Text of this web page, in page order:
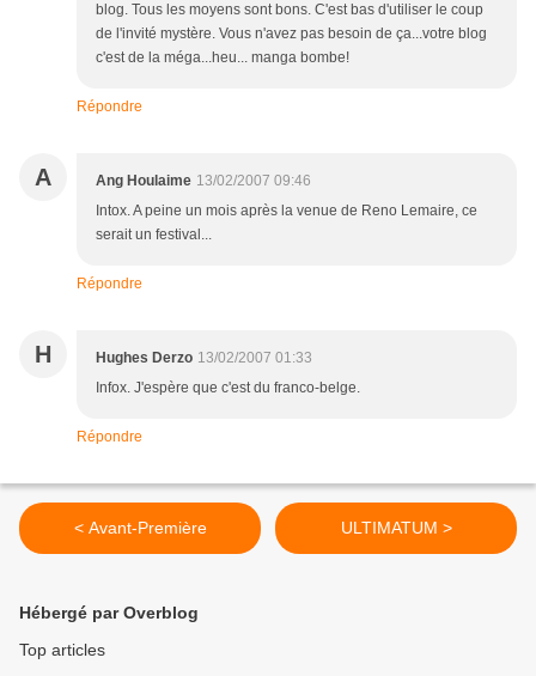
blog. Tous les moyens sont bons. C'est bas d'utiliser le coup
de l'invité mystère. Vous n'avez pas besoin de ça...votre blog
c'est de la méga...heu... manga bombe!
Répondre
A Ang Houlaime 13/02/2007 09:46
Intox. A peine un mois après la venue de Reno Lemaire, ce
serait un festival...
Répondre
H Hughes Derzo 13/02/2007 01:33
Infox. J'espère que c'est du franco-belge.
Répondre
< Avant-Première ULTIMATUM >
Hébergé par Overblog
Top articles